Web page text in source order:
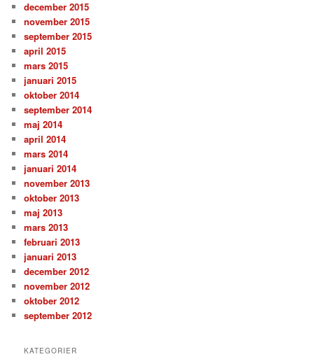
december 2015
november 2015
september 2015
april 2015
mars 2015
januari 2015
oktober 2014
september 2014
maj 2014
april 2014
mars 2014
januari 2014
november 2013
oktober 2013
maj 2013
mars 2013
februari 2013
januari 2013
december 2012
november 2012
oktober 2012
september 2012
KATEGORIER